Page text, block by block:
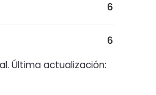
6
6
Última actualización: